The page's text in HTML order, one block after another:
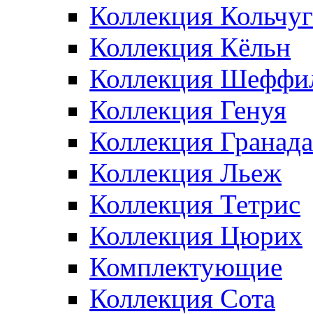
Коллекция
Коллекция Кёльн
Коллекция
Коллекция Генуя
Коллекция Гранада
Коллекция Льеж
Коллекция Тетрис
Коллекция Цюрих
Комплектующие
Коллекция Сота